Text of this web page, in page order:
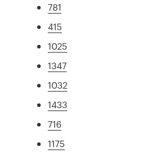
781
415
1025
1347
1032
1433
716
1175